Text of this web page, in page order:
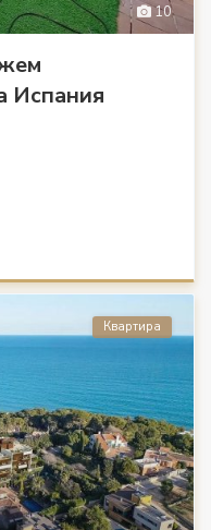
10
Испания
Квартира